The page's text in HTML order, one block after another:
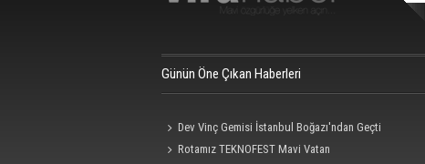
Günün Öne Çıkan Haberleri
Dev Vinç Gemisi İstanbul Boğazı'ndan Geçti
Rotamız TEKNOFEST Mavi Vatan